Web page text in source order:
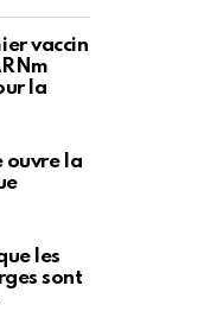
vaccin
la
ouvre la
les
sont